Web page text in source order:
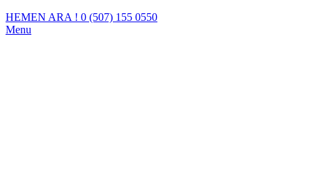
HEMEN ARA ! 0 (507) 155 0550
Menu